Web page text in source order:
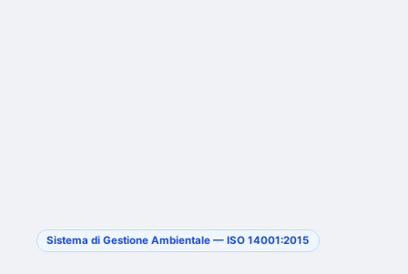
Sistema di Gestione Ambientale — ISO 14001:2015